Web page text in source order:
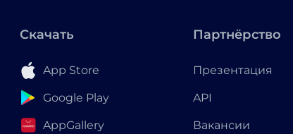
Скачать
App Store
Google Play
AppGallery
Партнёрство
Презентация
API
Вакансии